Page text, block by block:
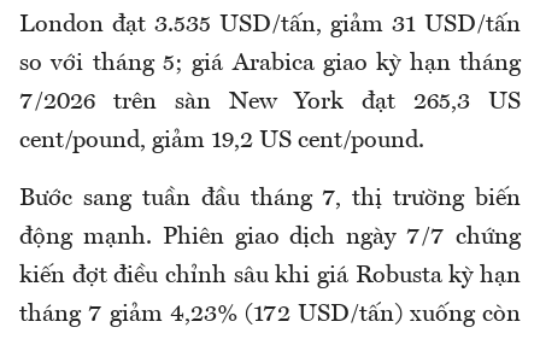
London đạt 3.535 USD/tấn, giảm 31 USD/tấn
so với tháng 5; giá Arabica giao kỳ hạn tháng
7/2026 trên sàn New York đạt 265,3 US
cent/pound, giảm 19,2 US cent/pound.
Bước sang tuần đầu tháng 7, thị trường biến
động mạnh. Phiên giao dịch ngày 7/7 chứng
kiến đợt điều chỉnh sâu khi giá Robusta kỳ hạn
tháng 7 giảm 4,23% (172 USD/tấn) xuống còn